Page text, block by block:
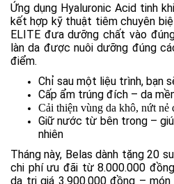
Ứng dụng Hyaluronic Acid tinh
kết hợp kỹ thuật tiêm chuyên
ELITE đưa dưỡng chất vào
làn da được nuôi dưỡng đúng
điểm.
Chỉ sau một liệu trình, bạn
Cấp ẩm trúng đích – da
Cải thiện vùng da khô, nứt nẻ
Giữ nước từ bên trong –
nhiên
Tháng này, Belas dành tặng 20
chi phí ưu đãi từ 8.000.000
da trị giá 3.900.000 đồng –